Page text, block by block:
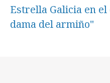
Estrella Galicia en
dama del armiño"